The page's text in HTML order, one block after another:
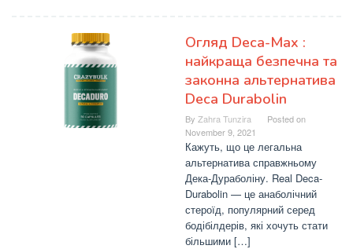
Огляд Deca-Max :
найкраща безпечна та
законна альтернатива
Deca Durabolin
By Zahra Tunzira
Posted on
November 9, 2021
Кажуть, що це легальна
альтернатива справжньому
Дека-Дураболіну. Real Deca-
Durabolin — це анаболічний
стероїд, популярний серед
бодібілдерів, які хочуть стати
більшими […]